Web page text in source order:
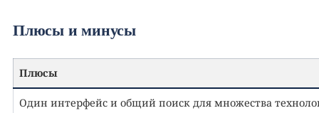
Плюсы и минусы
Плюсы
Один интерфейс и общий поиск для множества